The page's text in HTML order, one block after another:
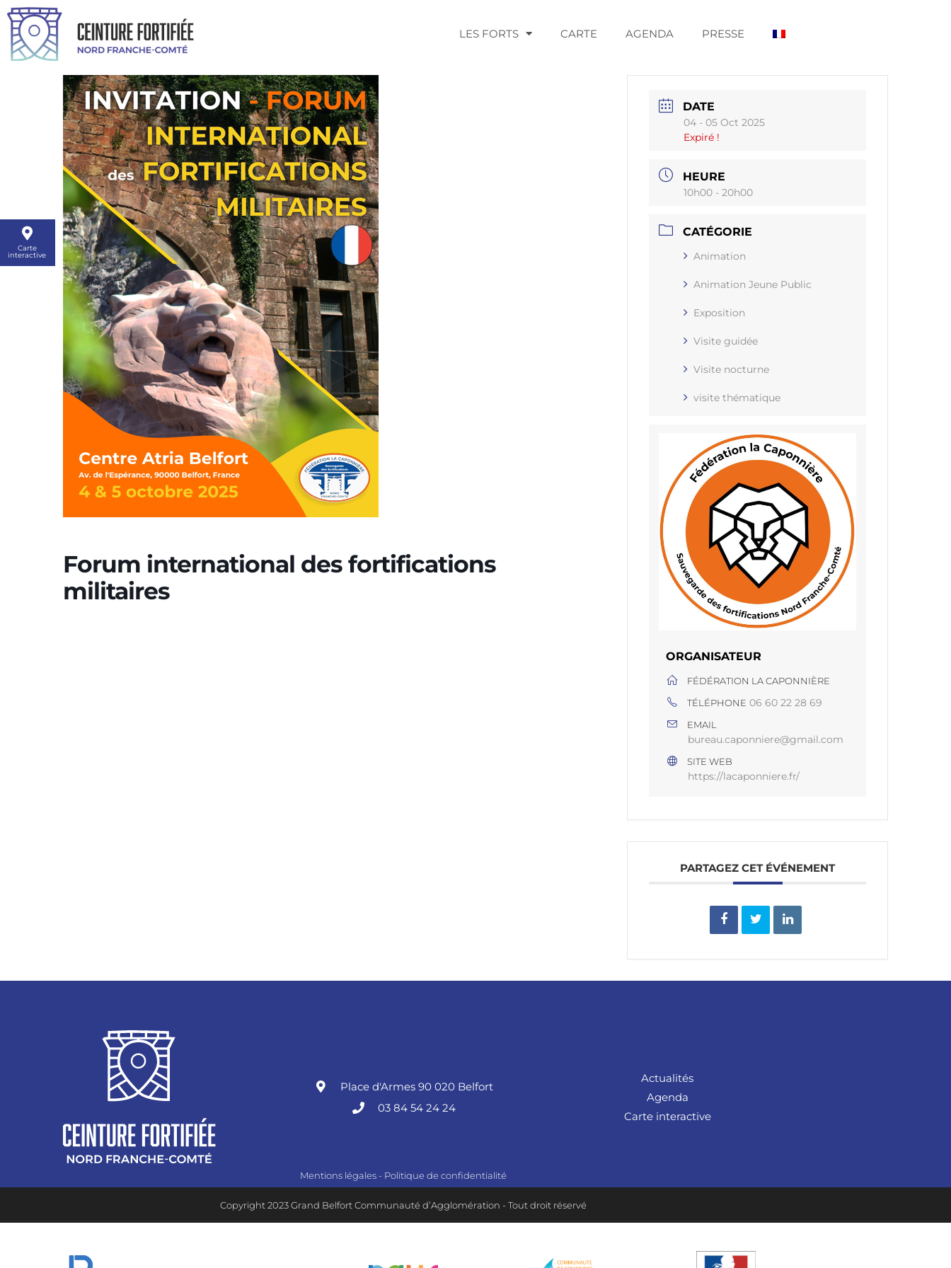
LES FORTS CARTE AGENDA PRESSE
Carte
interactive
Forum international des fortifications
militaires
DATE
04 - 05 Oct 2025
Expiré !
HEURE
10h00 - 20h00
CATÉGORIE
Animation
Animation Jeune Public
Exposition
Visite guidée
Visite nocturne
visite thématique
ORGANISATEUR
FÉDÉRATION LA CAPONNIÈRE
TÉLÉPHONE 06 60 22 28 69
EMAIL
bureau.caponniere@gmail.com
SITE WEB
https://lacaponniere.fr/
PARTAGEZ CET ÉVÉNEMENT
Place d'Armes 90 020 Belfort
03 84 54 24 24
Actualités
Agenda
Carte interactive
Mentions légales - Politique de confidentialité
Copyright 2023 Grand Belfort Communauté d’Agglomération - Tout droit réservé